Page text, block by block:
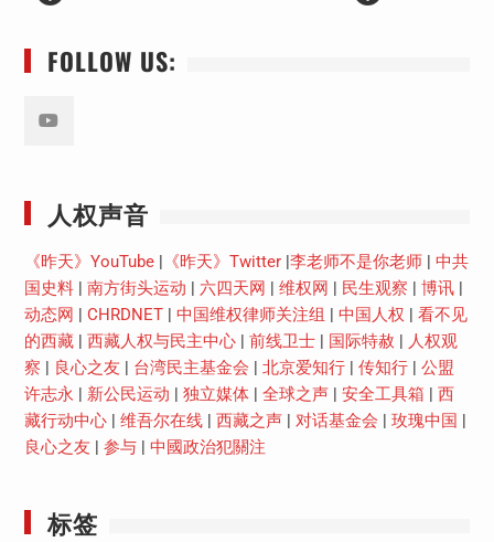
FOLLOW US:
人权声音
《昨天》YouTube| 《昨天》Twitter| 李老师不是你老师| 中共
国史料| 南方街头运动 六四天网 维权网 民生观察 博讯|
动态网
CHRDNET| 中国维权律师关注组 中国人权
看不见
的西藏| 西藏人权与民主中心| 前线卫士| 国际特赦
人权观
察
良心之友 台湾民主基金会 北京爱知行| 传知行| 公盟
许志永
新公民运动 独立媒体| 全球之声| 安全工具箱
西
藏行动中心| 维吾尔在线| 西藏之声| 对话基金会 玫瑰中国
良心之友
参与| 中國政治犯關注
标签